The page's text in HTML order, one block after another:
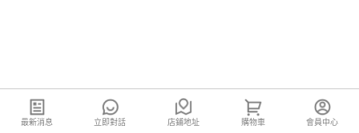
最新消息 立即對話 店鋪地址 購物車 會員中心